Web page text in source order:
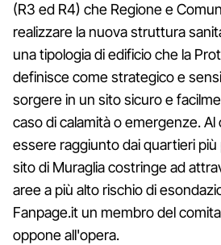
(R3 ed R4) che Regione e
realizzare la nuova struttura
una tipologia di edificio che la
definisce come strategico e
sorgere in un sito sicuro e
caso di calamità o emergenze.
essere raggiunto dai quartieri più
sito di Muraglia costringe ad
aree a più alto rischio di
Fanpage.it un membro del
oppone all'opera.